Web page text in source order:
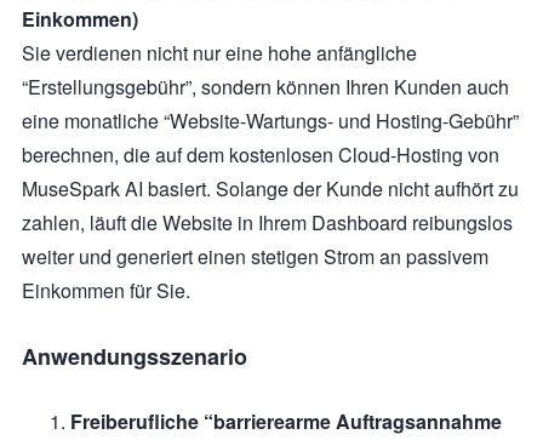
Einkommen)
Sie verdienen nicht nur eine hohe anfängliche
“Erstellungsgebühr”, sondern können Ihren Kunden auch
eine monatliche “Website-Wartungs- und Hosting-Gebühr”
berechnen, die auf dem kostenlosen Cloud-Hosting von
MuseSpark AI basiert. Solange der Kunde nicht aufhört zu
zahlen, läuft die Website in Ihrem Dashboard reibungslos
weiter und generiert einen stetigen Strom an passivem
Einkommen für Sie.
Anwendungsszenario
Freiberufliche “barrierearme Auftragsannahme